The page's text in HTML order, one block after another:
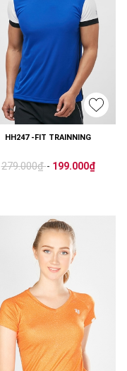
HH247 -FIT TRAINNING
279.000₫- 199.000₫